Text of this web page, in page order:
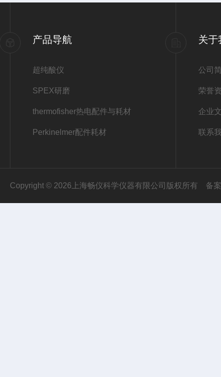
产品导航
超纯酸仪
SPEX研磨
thermofisher热电配件与耗材
Perkinelmer配件耗材
关于
公司
荣誉
企业
联系
Copyright © 2026上海畅仪科学仪器有限公司版权所有 备